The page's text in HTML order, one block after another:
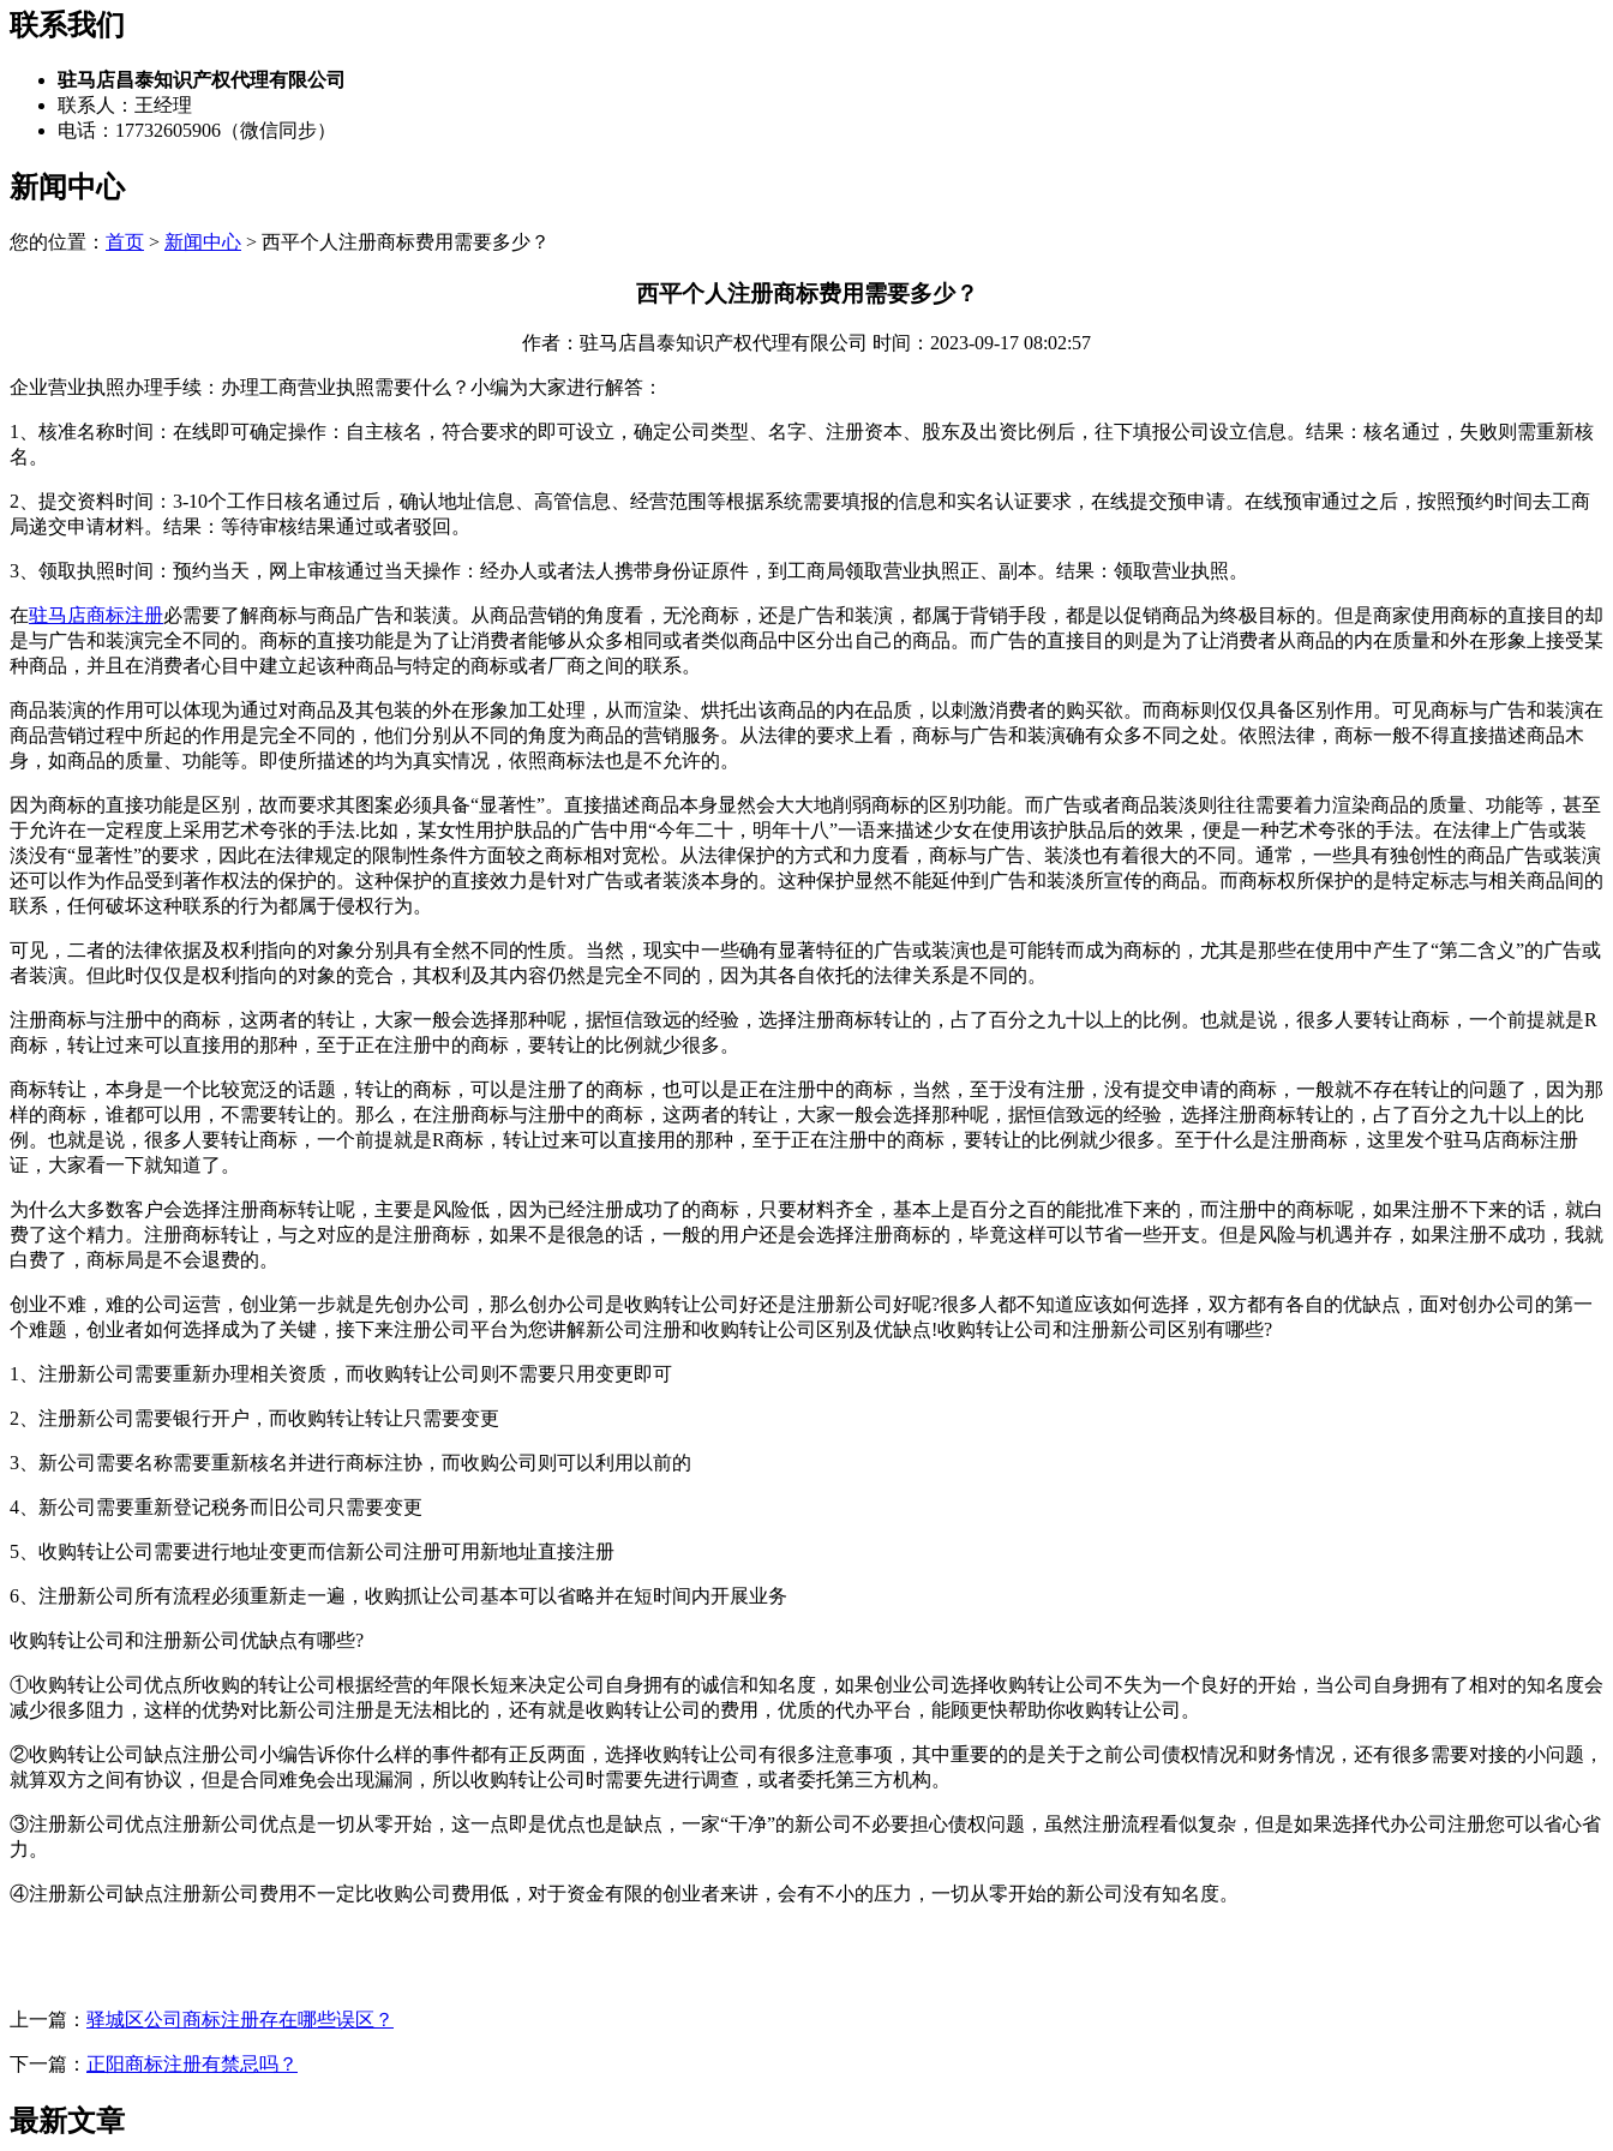
联系我们
驻马店昌泰知识产权代理有限公司
联系人：王经理
电话：17732605906（微信同步）
新闻中心
您的位置： 首页 > 新闻中心 > 西平个人注册商标费用需要多少？
西平个人注册商标费用需要多少？
作者：驻马店昌泰知识产权代理有限公司 时间：2023-09-17 08:02:57
企业营业执照办理手续：办理工商营业执照需要什么？小编为大家进行解答：
1、核准名称时间：在线即可确定操作：自主核名，符合要求的即可设立，确定公司类型、名字、注册资本、股东及出资比例后，往下填报公司设立信息。结果：核名通过，失败则需重新核
名。
2、提交资料时间：3-10个工作日核名通过后，确认地址信息、高管信息、经营范围等根据系统需要填报的信息和实名认证要求，在线提交预申请。在线预审通过之后，按照预约时间去工商
局递交申请材料。结果：等待审核结果通过或者驳回。
3、领取执照时间：预约当天，网上审核通过当天操作：经办人或者法人携带身份证原件，到工商局领取营业执照正、副本。结果：领取营业执照。
在驻马店商标注册必需要了解商标与商品广告和装潢。从商品营销的角度看，无沦商标，还是广告和装演，都属于背销手段，都是以促销商品为终极目标的。但是商家使用商标的直接目的却
是与广告和装演完全不同的。商标的直接功能是为了让消费者能够从众多相同或者类似商品中区分出自己的商品。而广告的直接目的则是为了让消费者从商品的内在质量和外在形象上接受某
种商品，并且在消费者心目中建立起该种商品与特定的商标或者厂商之间的联系。
商品装演的作用可以体现为通过对商品及其包装的外在形象加工处理，从而渲染、烘托出该商品的内在品质，以刺激消费者的购买欲。而商标则仅仅具备区别作用。可见商标与广告和装演在
商品营销过程中所起的作用是完全不同的，他们分别从不同的角度为商品的营销服务。从法律的要求上看，商标与广告和装演确有众多不同之处。依照法律，商标一般不得直接描述商品木
身，如商品的质量、功能等。即使所描述的均为真实情况，依照商标法也是不允许的。
因为商标的直接功能是区别，故而要求其图案必须具备“显著性”。直接描述商品本身显然会大大地削弱商标的区别功能。而广告或者商品装淡则往往需要着力渲染商品的质量、功能等，甚至
于允许在一定程度上采用艺术夸张的手法.比如，某女性用护肤品的广告中用“今年二十，明年十八”一语来描述少女在使用该护肤品后的效果，便是一种艺术夸张的手法。在法律上广告或装
淡没有“显著性”的要求，因此在法律规定的限制性条件方面较之商标相对宽松。从法律保护的方式和力度看，商标与广告、装淡也有着很大的不同。通常，一些具有独创性的商品广告或装演
还可以作为作品受到著作权法的保护的。这种保护的直接效力是针对广告或者装淡本身的。这种保护显然不能延仲到广告和装淡所宣传的商品。而商标权所保护的是特定标志与相关商品间的
联系，任何破坏这种联系的行为都属于侵权行为。
可见，二者的法律依据及权利指向的对象分别具有全然不同的性质。当然，现实中一些确有显著特征的广告或装演也是可能转而成为商标的，尤其是那些在使用中产生了“第二含义”的广告或
者装演。但此时仅仅是权利指向的对象的竞合，其权利及其内容仍然是完全不同的，因为其各自依托的法律关系是不同的。
注册商标与注册中的商标，这两者的转让，大家一般会选择那种呢，据恒信致远的经验，选择注册商标转让的，占了百分之九十以上的比例。也就是说，很多人要转让商标，一个前提就是R
商标，转让过来可以直接用的那种，至于正在注册中的商标，要转让的比例就少很多。
商标转让，本身是一个比较宽泛的话题，转让的商标，可以是注册了的商标，也可以是正在注册中的商标，当然，至于没有注册，没有提交申请的商标，一般就不存在转让的问题了，因为那
样的商标，谁都可以用，不需要转让的。那么，在注册商标与注册中的商标，这两者的转让，大家一般会选择那种呢，据恒信致远的经验，选择注册商标转让的，占了百分之九十以上的比
例。也就是说，很多人要转让商标，一个前提就是R商标，转让过来可以直接用的那种，至于正在注册中的商标，要转让的比例就少很多。至于什么是注册商标，这里发个驻马店商标注册
证，大家看一下就知道了。
为什么大多数客户会选择注册商标转让呢，主要是风险低，因为已经注册成功了的商标，只要材料齐全，基本上是百分之百的能批准下来的，而注册中的商标呢，如果注册不下来的话，就白
费了这个精力。注册商标转让，与之对应的是注册商标，如果不是很急的话，一般的用户还是会选择注册商标的，毕竟这样可以节省一些开支。但是风险与机遇并存，如果注册不成功，我就
白费了，商标局是不会退费的。
创业不难，难的公司运营，创业第一步就是先创办公司，那么创办公司是收购转让公司好还是注册新公司好呢?很多人都不知道应该如何选择，双方都有各自的优缺点，面对创办公司的第一
个难题，创业者如何选择成为了关键，接下来注册公司平台为您讲解新公司注册和收购转让公司区别及优缺点!收购转让公司和注册新公司区别有哪些?
1、注册新公司需要重新办理相关资质，而收购转让公司则不需要只用变更即可
2、注册新公司需要银行开户，而收购转让转让只需要变更
3、新公司需要名称需要重新核名并进行商标注协，而收购公司则可以利用以前的
4、新公司需要重新登记税务而旧公司只需要变更
5、收购转让公司需要进行地址变更而信新公司注册可用新地址直接注册
6、注册新公司所有流程必须重新走一遍，收购抓让公司基本可以省略并在短时间内开展业务
收购转让公司和注册新公司优缺点有哪些?
①收购转让公司优点所收购的转让公司根据经营的年限长短来决定公司自身拥有的诚信和知名度，如果创业公司选择收购转让公司不失为一个良好的开始，当公司自身拥有了相对的知名度会
减少很多阻力，这样的优势对比新公司注册是无法相比的，还有就是收购转让公司的费用，优质的代办平台，能顾更快帮助你收购转让公司。
②收购转让公司缺点注册公司小编告诉你什么样的事件都有正反两面，选择收购转让公司有很多注意事项，其中重要的的是关于之前公司债权情况和财务情况，还有很多需要对接的小问题，
就算双方之间有协议，但是合同难免会出现漏洞，所以收购转让公司时需要先进行调查，或者委托第三方机构。
③注册新公司优点注册新公司优点是一切从零开始，这一点即是优点也是缺点，一家“干净”的新公司不必要担心债权问题，虽然注册流程看似复杂，但是如果选择代办公司注册您可以省心省
力。
④注册新公司缺点注册新公司费用不一定比收购公司费用低，对于资金有限的创业者来讲，会有不小的压力，一切从零开始的新公司没有知名度。
上一篇： 驿城区公司商标注册存在哪些误区？
下一篇： 正阳商标注册有禁忌吗？
最新文章